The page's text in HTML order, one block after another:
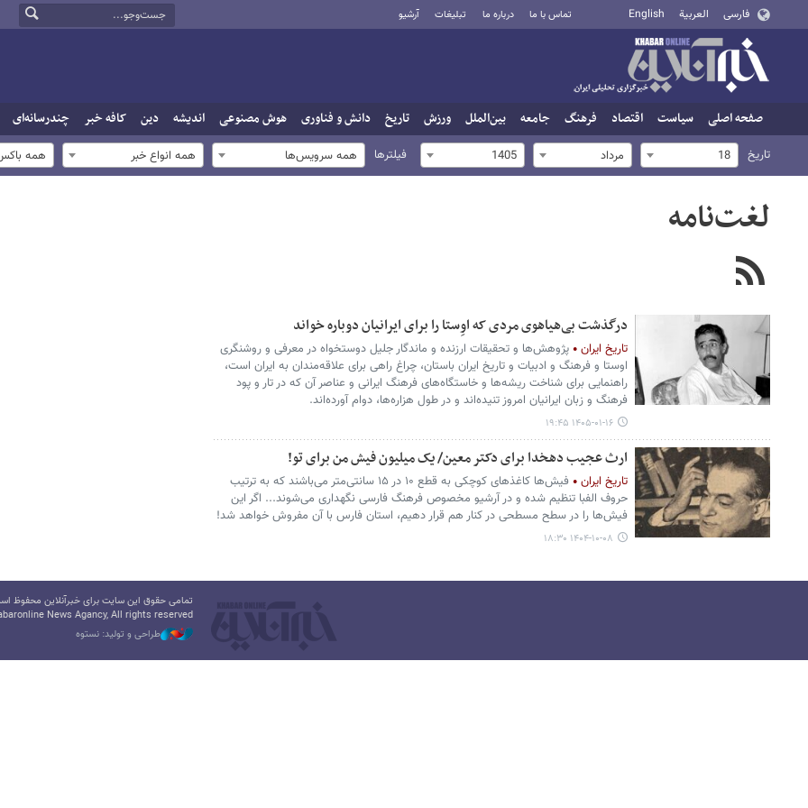
فارسی العربية English تماس با ما درباره ما تبلیغات آرشیو
صفحه اصلی سیاست اقتصاد فرهنگ جامعه بین‌الملل ورزش تاریخ دانش و فناوری هوش مصنوعی اندیشه دین کافه خبر چندرسانه‌ای
تاریخ 18 مرداد 1405 فیلترها همه سرویس‌ها همه انواع خبر همه
لغت‌نامه
درگذشت بی‌هیاهوی مردی که اوِستا را برای ایرانیان دوباره خواند
تاریخ ایران
پژوهش‌ها و تحقیقات ارزنده و ماندگار جلیل دوستخواه در معرفی و روشنگری
اوستا و فرهنگ و ادبیات و تاریخ ایران باستان، چراغ راهی برای علاقه‌مندان به ایران است،
راهنمایی برای شناخت ریشه‌ها و خاستگاه‌های فرهنگ ایرانی و عناصر آن که در تار و پود
فرهنگ و زبان ایرانیان امروز تنیده‌اند و در طول هزاره‌ها، دوام آورده‌اند.
۱۴۰۵-۰۱-۱۶ ۱۹:۴۵
ارث عجیب دهخدا برای دکتر معین/ یک میلیون فیش‌ من برای تو!
تاریخ ایران
فیش‌ها کاغذهای کوچکی به قطع ۱۰ در ۱۵ سانتی‌متر می‌باشند که به ترتیب
حروف الفبا تنظیم شده و در آرشیو مخصوص فرهنگ فارسی نگهداری می‌شوند... اگر این
فیش‌ها را در سطح مسطحی در کنار هم قرار دهیم، استان فارس با آن مفروش خواهد شد!
۱۴۰۴-۱۰-۰۸ ۱۸:۳۰
تمامی حقوق این سایت برای خبرآنلاین محفوظ
News Agancy, All rights reserved
طراحی و تولید: نستوه